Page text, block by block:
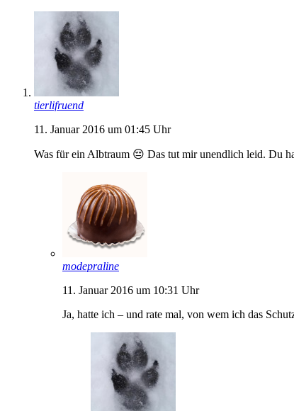
tierlifruend
11. Januar 2016 um 01:45 Uhr
Was für ein Albtraum 😔 Das tut mir unendlich leid. Du
modepraline
11. Januar 2016 um 10:31 Uhr
Ja, hatte ich – und rate mal, von wem ich das